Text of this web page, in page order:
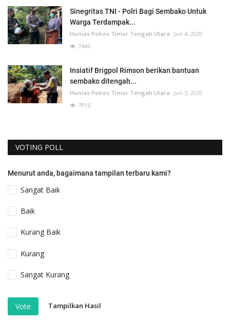
Sinegritas TNI - Polri Bagi Sembako Untuk
Warga Terdampak...
Humas Polres Timor Tengah Utara
Jun 4, 2020
7446
Insiatif Brigpol Rimson berikan bantuan
sembako ditengah...
Humas Polres Timor Tengah Utara
Jun 3, 2020
7916
VOTING POLL
Menurut anda, bagaimana tampilan terbaru kami?
Sangat Baik
Baik
Kurang Baik
Kurang
Sangat Kurang
Vote Tampilkan Hasil